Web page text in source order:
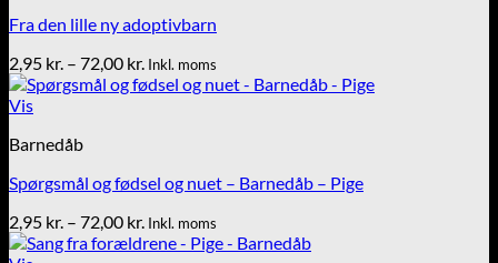
Fra den lille ny adoptivbarn
2,95 kr. – 72,00 kr. Prisinterval:
2,95 kr.
Inkl. moms
Vis
Barnedåb
Spørgsmål og fødsel og nuet – Barnedåb – Pige
2,95 kr. – 72,00 kr. Prisinterval:
2,95 kr.
Inkl. moms